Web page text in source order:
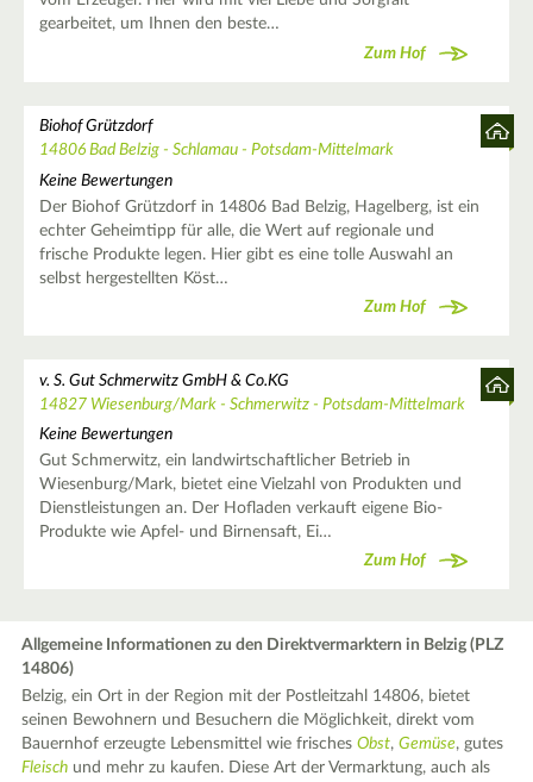
gearbeitet, um Ihnen den beste…
Zum Hof
Biohof Grützdorf
14806 Bad Belzig - Schlamau - Potsdam-Mittelmark
Keine Bewertungen
Der Biohof Grützdorf in 14806 Bad Belzig, Hagelberg, ist ein
echter Geheimtipp für alle, die Wert auf regionale und
frische Produkte legen. Hier gibt es eine tolle Auswahl an
selbst hergestellten Köst…
Zum Hof
v. S. Gut Schmerwitz GmbH & Co.KG
14827 Wiesenburg/Mark - Schmerwitz - Potsdam-Mittelmark
Keine Bewertungen
Gut Schmerwitz, ein landwirtschaftlicher Betrieb in
Wiesenburg/Mark, bietet eine Vielzahl von Produkten und
Dienstleistungen an. Der Hofladen verkauft eigene Bio-
Produkte wie Apfel- und Birnensaft, Ei…
Zum Hof
Allgemeine Informationen zu den Direktvermarktern in Belzig (PLZ
14806)
Belzig, ein Ort in der Region mit der Postleitzahl 14806, bietet
seinen Bewohnern und Besuchern die Möglichkeit, direkt vom
Bauernhof erzeugte Lebensmittel wie frischesObst,Gemüse, gutes
Fleisch und mehr zu kaufen. Diese Art der Vermarktung, auch als